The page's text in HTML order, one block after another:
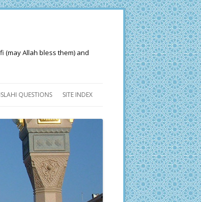
(may Allah bless them) and
ISLAHI QUESTIONS SITE INDEX